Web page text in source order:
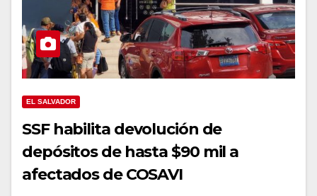
EL SALVADOR
SSF habilita devolución de
depósitos de hasta $90 mil a
afectados de COSAVI